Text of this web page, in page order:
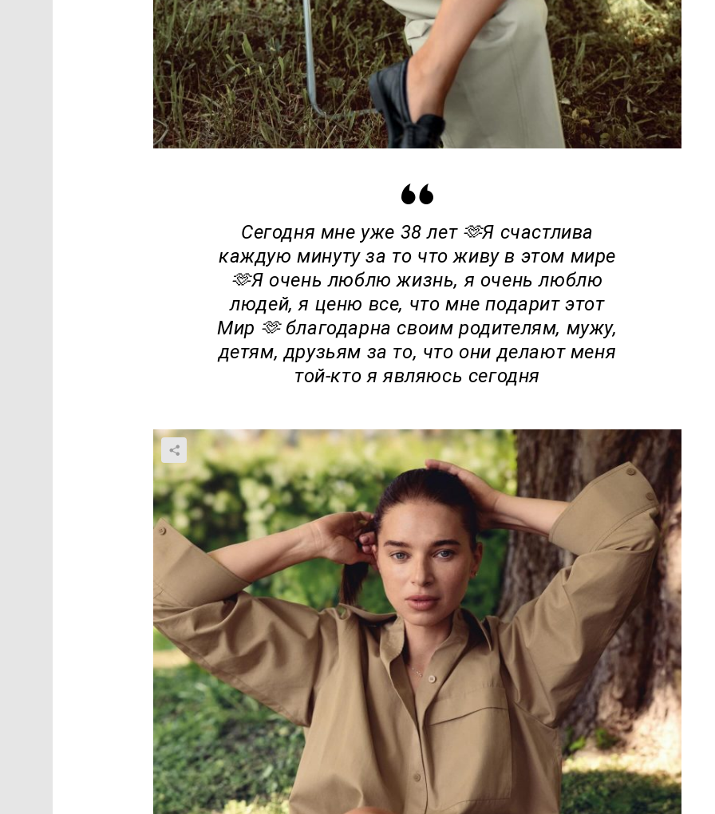
Сегодня мне уже 38 лет 🫶Я счастлива
каждую минуту за то что живу в этом мире
🫶Я очень люблю жизнь, я очень люблю
людей, я ценю все, что мне подарит этот
Мир 🫶 благодарна своим родителям, мужу,
детям, друзьям за то, что они делают меня
той-кто я являюсь сегодня